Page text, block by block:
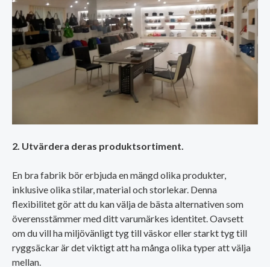
2. Utvärdera deras produktsortiment.
En bra fabrik bör erbjuda en mängd olika produkter,
inklusive olika stilar, material och storlekar. Denna
flexibilitet gör att du kan välja de bästa alternativen som
överensstämmer med ditt varumärkes identitet. Oavsett
om du vill ha miljövänligt tyg till väskor eller starkt tyg till
ryggsäckar är det viktigt att ha många olika typer att välja
mellan.